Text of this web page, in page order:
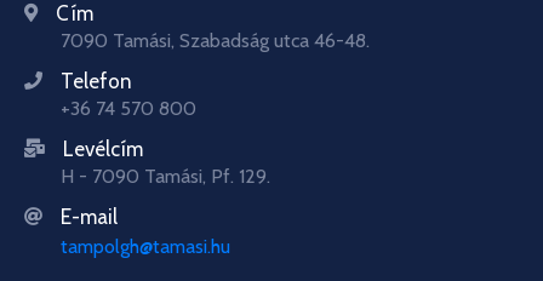
Cím
7090 Tamási, Szabadság utca 46-48.
Telefon
+36 74 570 800
Levélcím
H - 7090 Tamási, Pf. 129.
E-mail
tampolgh@tamasi.hu